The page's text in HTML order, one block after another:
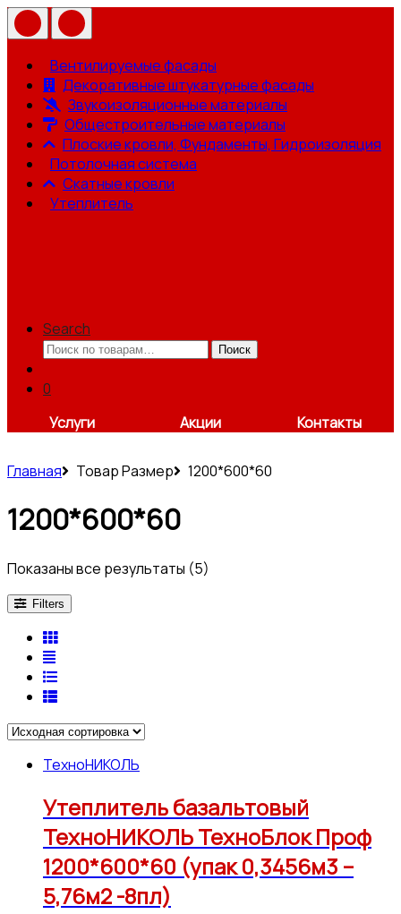
Вентилируемые фасады
Декоративные штукатурные фасады
Звукоизоляционные материалы
Общестроительные материалы
Плоские кровли, Фундаменты, Гидроизоляция
Потолочная система
Скатные кровли
Утеплитель
Search
Искать:
Поиск
0
Услуги
Акции Контакты
Главная Товар Размер 1200*600*60
1200*600*60
Показаны все результаты (5)
Filters
ТехноНИКОЛЬ
Утеплитель базальтовый
ТехноНИКОЛЬ ТехноБлок Проф
1200*600*60 (упак 0,3456м3 –
5,76м2 -8пл)